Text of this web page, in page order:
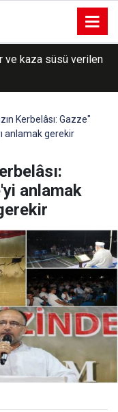
ve kaza süsü verilen
Kerbelâsı: Gazze"
anlamak gerekir
anlamak